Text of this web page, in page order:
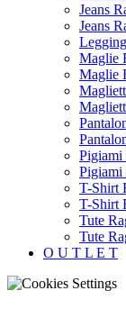
Jeans
Jeans
Maglie
Maglie
Pigiami
Pigiami
T-Shirt
T-Shirt
Tute
Tute
O U T L E T